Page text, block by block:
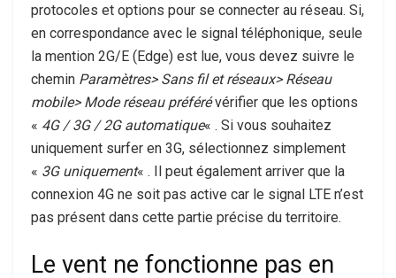
protocoles et options pour se connecter au réseau. Si,
en correspondance avec le signal téléphonique, seule
la mention 2G/E (Edge) est lue, vous devez suivre le
chemin Paramètres> Sans fil et réseaux> Réseau
mobile> Mode réseau préférévérifier que les options
« 4G / 3G / 2G automatique« . Si vous souhaitez
uniquement surfer en 3G, sélectionnez simplement
« 3G uniquement« . Il peut également arriver que la
connexion 4G ne soit pas active car le signal LTE n’est
pas présent dans cette partie précise du territoire.
Le vent ne fonctionne pas en